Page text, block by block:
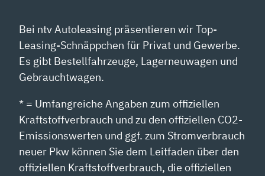
Bei ntv Autoleasing präsentieren wir Top-
Leasing-Schnäppchen für Privat und Gewerbe.
Es gibt Bestellfahrzeuge, Lagerneuwagen und
Gebrauchtwagen.
* = Umfangreiche Angaben zum offiziellen
Kraftstoffverbrauch und zu den offiziellen CO2-
Emissionswerten und ggf. zum Stromverbrauch
neuer Pkw können Sie dem Leitfaden über den
offiziellen Kraftstoffverbrauch, die offiziellen